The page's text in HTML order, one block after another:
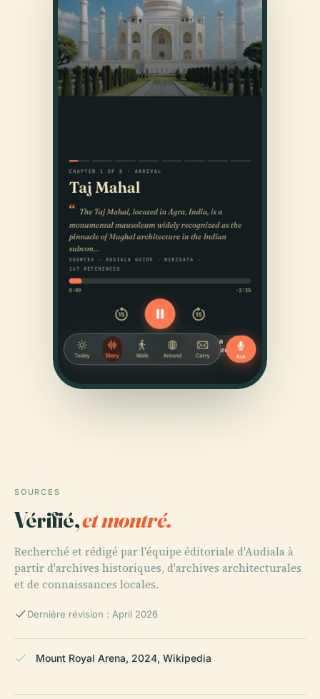
SOURCES
Vérifié,et montré.
Recherché et rédigé par l'équipe éditoriale d'Audiala à
partir d'archives historiques, d'archives architecturales
et de connaissances locales.
Dernière révision : April 2026
Mount Royal Arena, 2024, Wikipedia